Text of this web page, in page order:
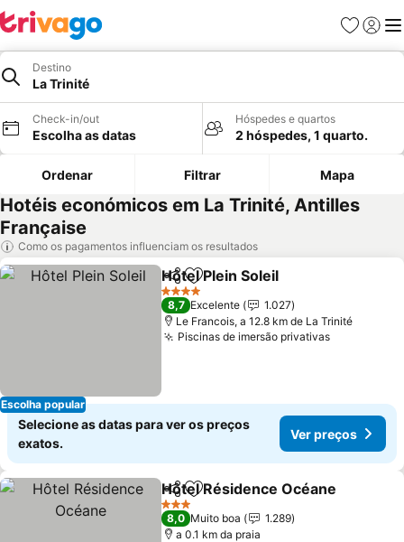
Favoritos
Iniciar
Destino
La Trinité
Check-in/out
Escolha as datas
Hóspedes e quartos
2 hóspedes, 1 quarto.
Ordenar Filtrar Mapa
Hotéis económicos em La Trinité, Antilles
Française
Como os pagamentos influenciam os resultados
Escolha popular
PartilharAdicionar aos favoritos
Hôtel Plein Soleil
4 Estrelas
8,7 Excelente
1.027
Le Francois, a 12.8 km de La Trinité
Piscinas de imersão privativas
Selecione as datas para ver os preços
exatos.
Ver preços
PartilharAdicionar aos favoritos
Hôtel Résidence Océane
3 Estrelas
8,0 Muito boa
1.289
a 0.1 km da praia